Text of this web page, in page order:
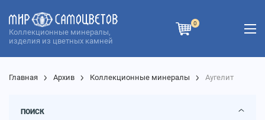
Коллекционные минералы,
изделия из цветных камней
0
Главная Архив Коллекционные минералы Аугелит
ПОИСК